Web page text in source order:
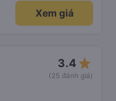
Xem giá
3.4 star_rate
(25 đánh giá)